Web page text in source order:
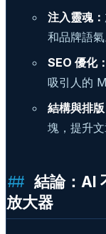
注入靈魂：
和品牌語氣
SEO 優化：
吸引人的
結構與排版
塊，提升文
結論：AI
放大器